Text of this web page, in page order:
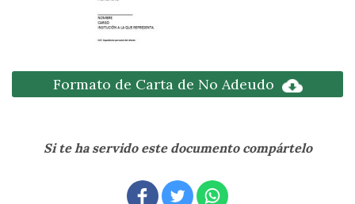
Formato de Carta de No Adeudo
Si te ha servido este documento compártelo